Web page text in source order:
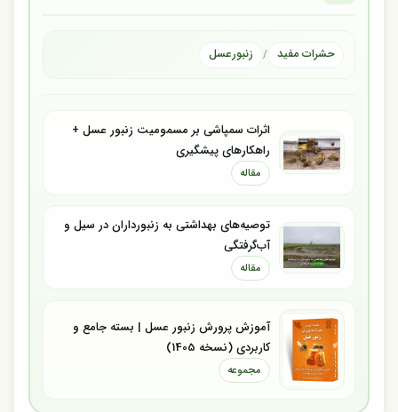
حشرات مفید / زنبور‌عسل
اثرات سمپاشی بر مسمومیت زنبور عسل +
راهکارهای پیشگیری
مقاله
توصیه‌های بهداشتی به زنبورداران در سیل و
آب‌گرفتگی
مقاله
آموزش پرورش زنبور عسل | بسته جامع و
کاربردی (نسخه 1405)
مجموعه